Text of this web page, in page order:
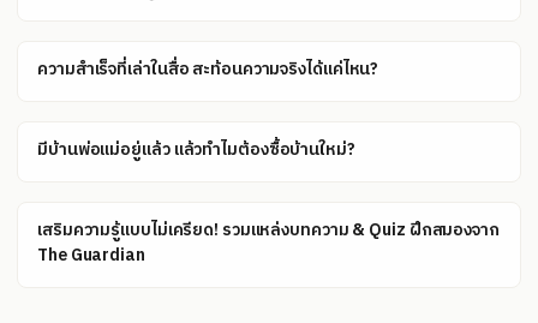
ความสำเร็จที่เล่าในสื่อ สะท้อนความจริงได้แค่ไหน?
มีบ้านพ่อแม่อยู่แล้ว แล้วทำไมต้องซื้อบ้านใหม่?
เสริมความรู้แบบไม่เครียด! รวมแหล่งบทความ & Quiz ฝึกสมองจาก
The Guardian